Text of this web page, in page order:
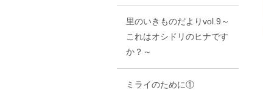
里のいきものだよりvol.9～
これはオシドリのヒナです
か？～
ミライのために①